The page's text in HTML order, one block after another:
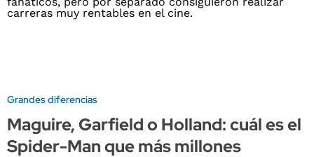
Grandes diferencias
Maguire, Garfield o Holland: cuál es el
Spider-Man que más millones